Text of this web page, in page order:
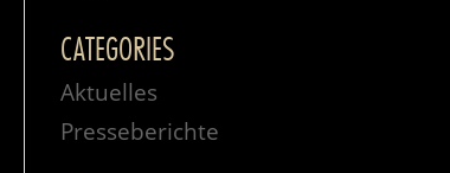
CATEGORIES
Aktuelles
Presseberichte